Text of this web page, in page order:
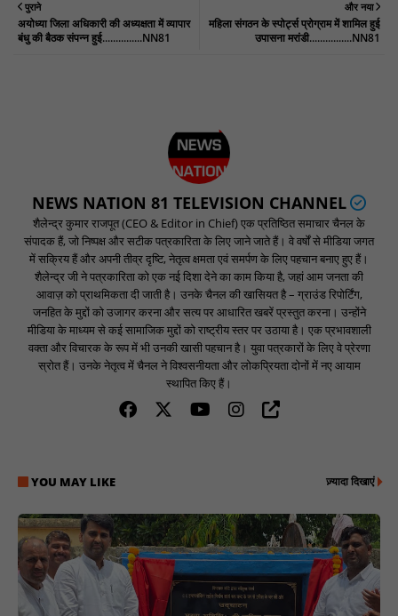
और नया
महिला संगठन के स्पोर्ट्स प्रोग्राम में शामिल हुई
उपासना मरांडी................NN81
पुराने
अयोध्या जिला अधिकारी की अध्यक्षता में व्यापार
बंधु की बैठक संपन्न हुई...............NN81
NEWS NATION 81 TELEVISION CHANNEL
शैलेन्द्र कुमार राजपूत (CEO & Editor in Chief) एक प्रतिष्ठित समाचार चैनल के
संपादक हैं, जो निष्पक्ष और सटीक पत्रकारिता के लिए जाने जाते हैं। वे वर्षों से मीडिया जगत
में सक्रिय हैं और अपनी तीव्र दृष्टि, नेतृत्व क्षमता एवं समर्पण के लिए पहचान बनाए हुए हैं।
शैलेन्द्र जी ने पत्रकारिता को एक नई दिशा देने का काम किया है, जहां आम जनता की
आवाज़ को प्राथमिकता दी जाती है। उनके चैनल की खासियत है – ग्राउंड रिपोर्टिंग,
जनहित के मुद्दों को उजागर करना और सत्य पर आधारित खबरें प्रस्तुत करना। उन्होंने
मीडिया के माध्यम से कई सामाजिक मुद्दों को राष्ट्रीय स्तर पर उठाया है। एक प्रभावशाली
वक्ता और विचारक के रूप में भी उनकी खासी पहचान है। युवा पत्रकारों के लिए वे प्रेरणा
स्रोत हैं। उनके नेतृत्व में चैनल ने विश्वसनीयता और लोकप्रियता दोनों में नए आयाम
स्थापित किए हैं।
YOU MAY LIKE ज़्यादा दिखाएं